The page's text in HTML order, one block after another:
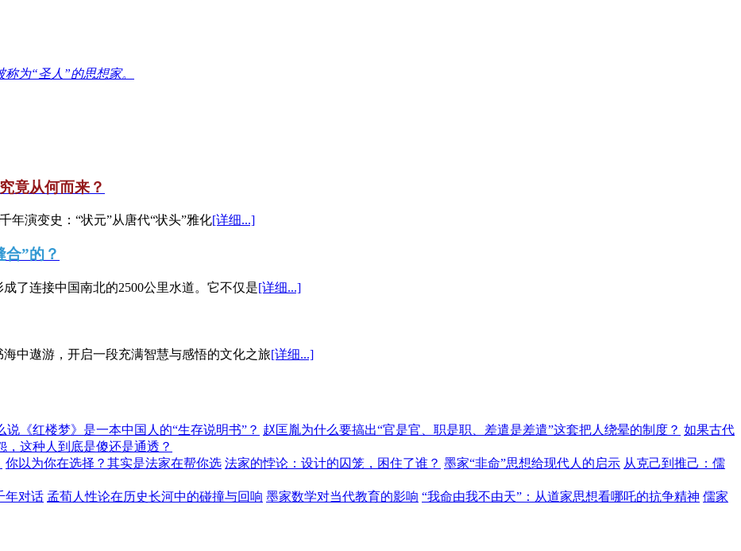
为“圣人”的思想家。
竟从何而来？
年演变史：“状元”从唐代“状头”雅化[详细...]
”的？
了连接中国南北的2500公里水道。它不仅是[详细...]
中遨游，开启一段充满智慧与感悟的文化之旅[详细...]
说《红楼梦》是一本中国人的“生存说明书”？ 赵匡胤为什么要搞出“官是官、职是职、差遣是差遣”这套把人绕晕的制度？ 如果古代
，这种人到底是傻还是通透？
你以为你在选择？其实是法家在帮你选 法家的悖论：设计的囚笼，困住了谁？ 墨家“非命”思想给现代人的启示 从克己到推己：儒
年对话 孟荀人性论在历史长河中的碰撞与回响 墨家数学对当代教育的影响 “我命由我不由天”：从道家思想看哪吒的抗争精神 儒家